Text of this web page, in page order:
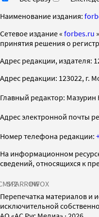
Наименование издания:
Cетевое издание « forbes.ru
принятия решения о
Адрес редакции, издателя:
Адрес редакции: 123022, г.
Главный редактор:
Адрес электронной почты
Номер телефона редакции:
На информационном
сведений, относящихся к
SPARROWINFOX
Перепечатка материалов и
исключительной